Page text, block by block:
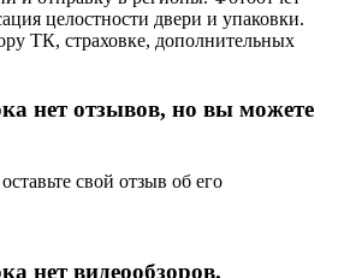
целостности двери и упаковки.
ТК, страховке, дополнительных
нет отзывов, но вы можете
свой отзыв об его
нет видеообзоров.